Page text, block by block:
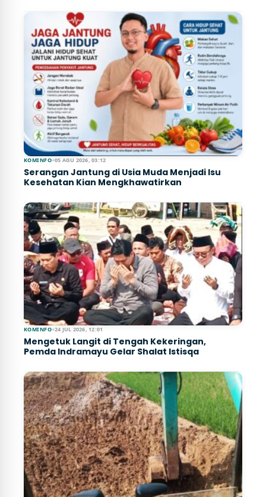
KOMINFO●05 AGU 2026, 03:12
Serangan Jantung di Usia Muda Menjadi Isu
Kesehatan Kian Mengkhawatirkan
KOMINFO●24 JUL 2026, 12:01
Mengetuk Langit di Tengah Kekeringan,
Pemda Indramayu Gelar Shalat Istisqa